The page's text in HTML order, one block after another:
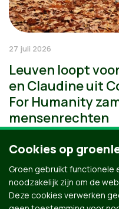
27 juli 2026
Leuven loopt
en Claudine uit
For Humanity
mensenrechten
Cookies op
Groen gebruikt functionele
noodzakelijk zijn om de
Deze cookies verwerken